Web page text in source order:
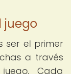
juego
ser el primer
a través
Cada